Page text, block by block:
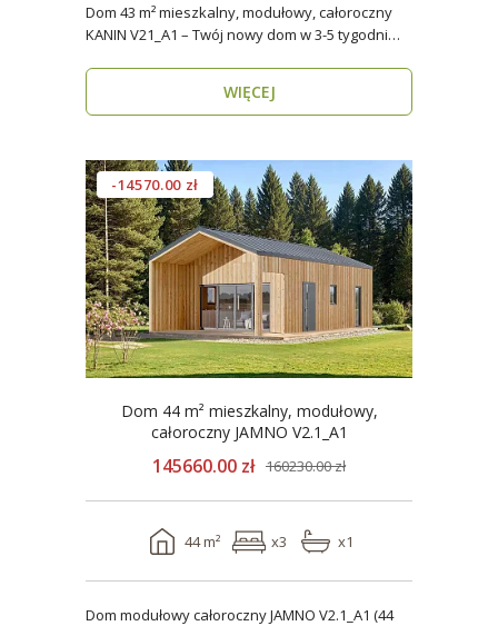
Dom 43 m² mieszkalny, modułowy, całoroczny
KANIN V21_A1 – Twój nowy dom w 3-5 tygodni
WIĘCEJ
-14570.00 zł
Dom 44 m² mieszkalny, modułowy,
całoroczny JAMNO V2.1_A1
145660.00 zł 160230.00 zł
44 m² x3 x1
Dom modułowy całoroczny JAMNO V2.1_A1 (44